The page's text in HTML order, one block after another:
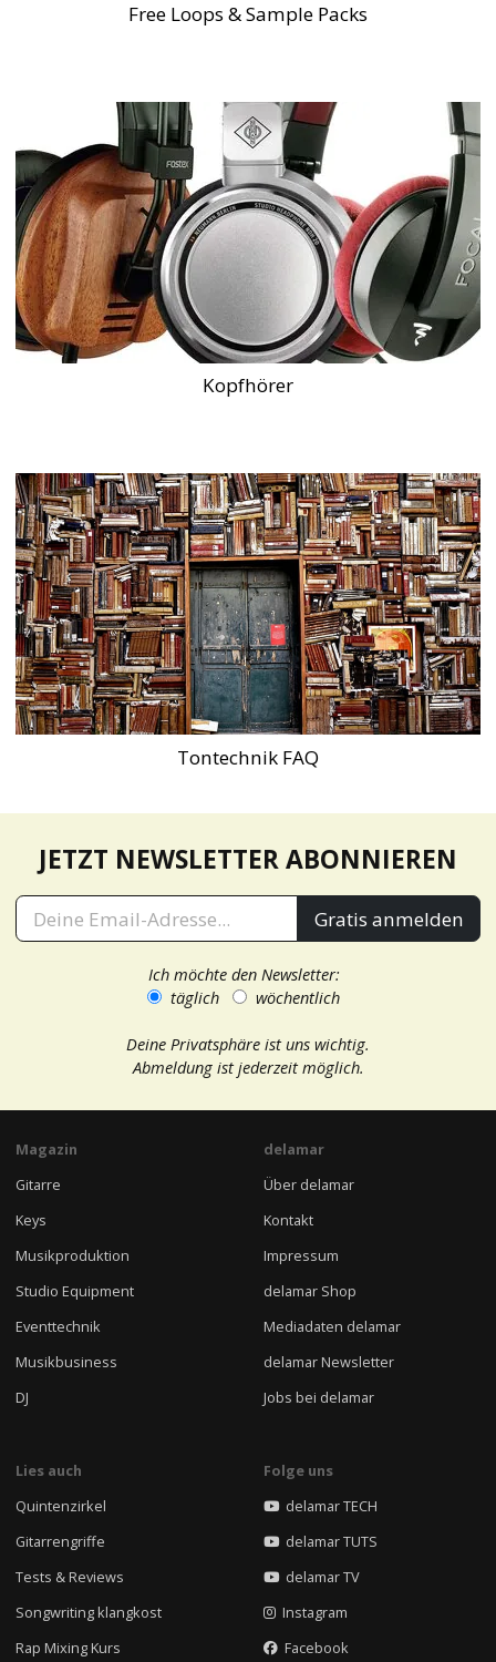
Free Loops & Sample Packs
Kopfhörer
Tontechnik FAQ
JETZT NEWSLETTER ABONNIEREN
Gratis anmelden
Ich möchte den Newsletter:
täglich
wöchentlich
Deine Privatsphäre ist uns wichtig.
Abmeldung ist jederzeit möglich.
Magazin
Gitarre
Keys
Musikproduktion
Studio Equipment
Eventtechnik
Musikbusiness
DJ
delamar
Über delamar
Kontakt
Impressum
delamar Shop
Mediadaten delamar
delamar Newsletter
Jobs bei delamar
Lies auch
Quintenzirkel
Gitarrengriffe
Tests & Reviews
Songwriting klangkost
Rap Mixing Kurs
Folge uns
delamar TECH
delamar TUTS
delamar TV
Instagram
Facebook